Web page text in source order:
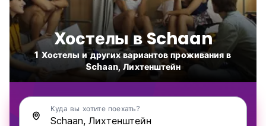
Хостелы в Schaan
1 Хостелы и других вариантов проживания в
Schaan, Лихтенштейн
Куда вы хотите поехать?